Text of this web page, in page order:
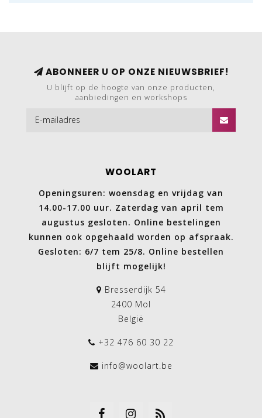
ABONNEER U OP ONZE NIEUWSBRIEF!
U blijft op de hoogte van onze producten,
aanbiedingen en workshops
WOOLART
Openingsuren: woensdag en vrijdag van
14.00-17.00 uur. Zaterdag van april tem
augustus gesloten. Online bestelingen
kunnen ook opgehaald worden op afspraak.
Gesloten: 6/7 tem 25/8. Online bestellen
blijft mogelijk!
Bresserdijk 54
2400 Mol
België
+32 476 60 30 22
info@woolart.be